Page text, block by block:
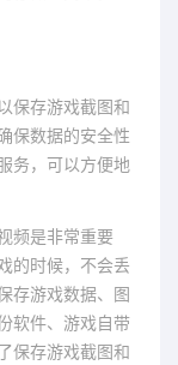
保存游戏截图和
保数据的安全性
务，可以方便地
频是非常重要
的时候，不会丢
存游戏数据、图
软件、游戏自带
保存游戏截图和